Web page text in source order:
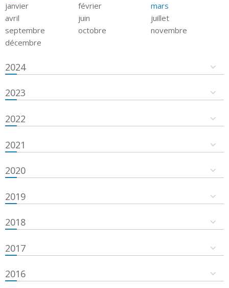
janvier février
mars
avril
juin
juillet
septembre
octobre
novembre
décembre
2024
2023
2022
2021
2020
2019
2018
2017
2016